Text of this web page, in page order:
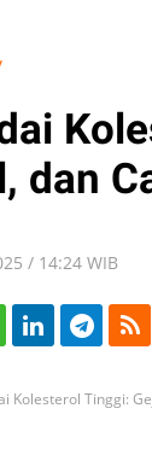
dan
/ 14:24 WIB
Kolesterol Tinggi: